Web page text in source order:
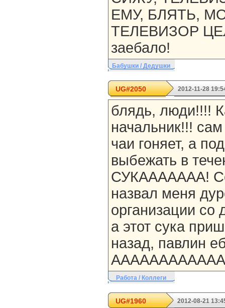
ЕМУ, БЛЯТЬ,
ТЕЛЕВИЗОР
заебало!
Бабушки / Дедушки
UG#2050 2012-11-28
блядь, люди!!!!
начальник!!!
чаи гоняет, а
выбежать в
СУКААААААА!
назвал меня
организации со
а этот сука
назад, павлин
Работа / Коллеги
UG#1960 2012-08-21